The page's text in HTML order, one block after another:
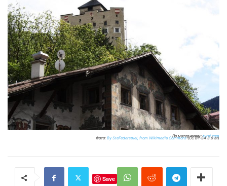
Фото: By SteFederspiel, from Wikimedia Commons(CC BY-SA 3.0 at)
По материалам:tyrol.com
Save